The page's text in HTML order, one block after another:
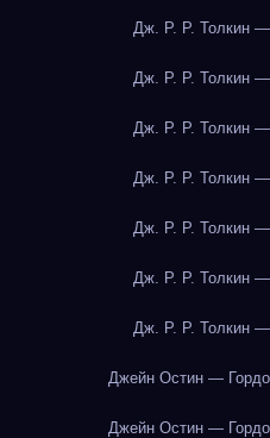
Дж. Р. Р. Толкин —
Дж. Р. Р. Толкин —
Дж. Р. Р. Толкин —
Дж. Р. Р. Толкин —
Дж. Р. Р. Толкин —
Дж. Р. Р. Толкин —
Дж. Р. Р. Толкин —
Джейн Остин —
Джейн Остин —